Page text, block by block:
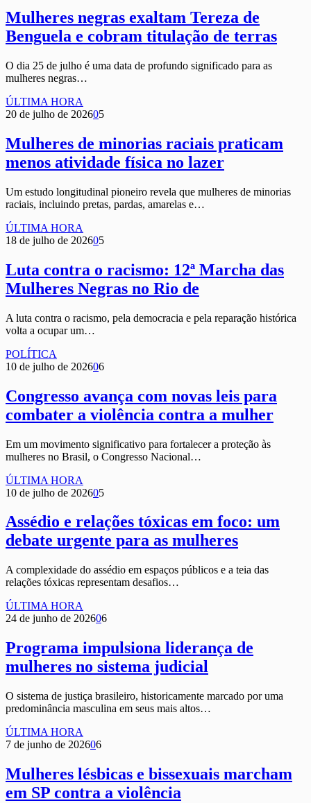
Mulheres negras exaltam Tereza de
Benguela e cobram titulação de terras
O dia 25 de julho é uma data de profundo significado para as
mulheres negras…
ÚLTIMA HORA
20 de julho de 202605
Mulheres de minorias raciais praticam
menos atividade física no lazer
Um estudo longitudinal pioneiro revela que mulheres de minorias
raciais, incluindo pretas, pardas, amarelas e…
ÚLTIMA HORA
18 de julho de 202605
Luta contra o racismo: 12ª Marcha das
Mulheres Negras no Rio de
A luta contra o racismo, pela democracia e pela reparação histórica
volta a ocupar um…
POLÍTICA
10 de julho de 202606
Congresso avança com novas leis para
combater a violência contra a mulher
Em um movimento significativo para fortalecer a proteção às
mulheres no Brasil, o Congresso Nacional…
ÚLTIMA HORA
10 de julho de 202605
Assédio e relações tóxicas em foco: um
debate urgente para as mulheres
A complexidade do assédio em espaços públicos e a teia das
relações tóxicas representam desafios…
ÚLTIMA HORA
24 de junho de 202606
Programa impulsiona liderança de
mulheres no sistema judicial
O sistema de justiça brasileiro, historicamente marcado por uma
predominância masculina em seus mais altos…
ÚLTIMA HORA
7 de junho de 202606
Mulheres lésbicas e bissexuais marcham
em SP contra a violência